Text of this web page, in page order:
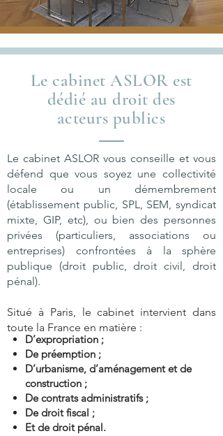
Le cabinet ASLOR est
dédié au droit des
acteurs publics
D’expropriation ;
De préemption ;
D’urbanisme, d’aménagement et de
construction ;
De contrats administratifs ;
De droit fiscal ;
Et de droit pénal.
Le cabinet ASLOR vous conseille et vous
défend que vous soyez une collectivité
locale ou un démembrement
(établissement public, SPL, SEM, syndicat
mixte, GIP, etc), ou bien des personnes
privées (particuliers, associations ou
entreprises) confrontées à la sphère
publique (droit public, droit civil, droit
pénal).
Situé à Paris, le cabinet intervient dans
toute la France en matière :